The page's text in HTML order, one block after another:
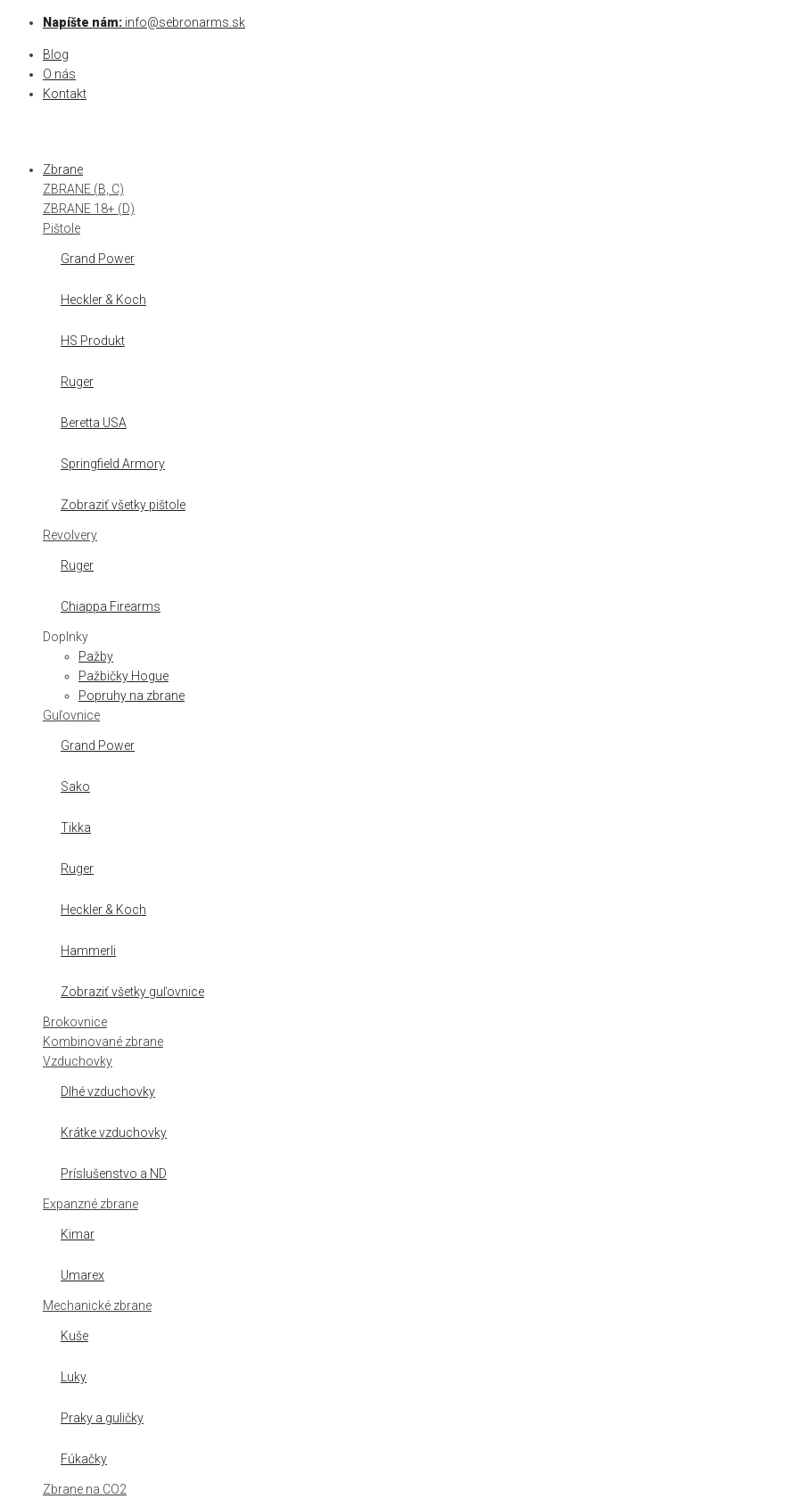
Skip
content
Napíšte nám: info@sebronarms.sk
Blog
O nás
Kontakt
Zbrane
ZBRANE (B, C)
ZBRANE 18+ (D)
Pištole
Grand Power
Heckler & Koch
HS Produkt
Ruger
Beretta USA
Springfield Armory
Zobraziť všetky pištole
Revolvery
Ruger
Chiappa Firearms
Doplnky
Pažby
Pažbičky Hogue
Popruhy na zbrane
Guľovnice
Grand Power
Sako
Tikka
Ruger
Heckler & Koch
Hammerli
Zobraziť všetky guľovnice
Brokovnice
Kombinované zbrane
Vzduchovky
Dlhé vzduchovky
Krátke vzduchovky
Príslušenstvo a ND
Expanzné zbrane
Kimar
Umarex
Mechanické zbrane
Kuše
Luky
Praky a guličky
Fúkačky
Zbrane na CO2